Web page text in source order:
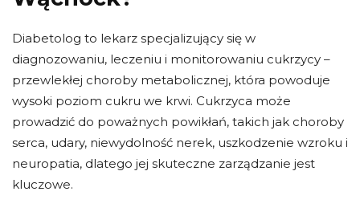
Diabetolog to lekarz specjalizujący się w
diagnozowaniu, leczeniu i monitorowaniu cukrzycy –
przewlekłej choroby metabolicznej, która powoduje
wysoki poziom cukru we krwi. Cukrzyca może
prowadzić do poważnych powikłań, takich jak choroby
serca, udary, niewydolność nerek, uszkodzenie wzroku i
neuropatia, dlatego jej skuteczne zarządzanie jest
kluczowe.